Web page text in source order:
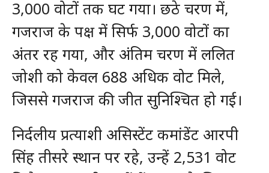
3,000 वोटों तक घट गया। छठे चरण में,
गजराज के पक्ष में सिर्फ 3,000 वोटों का
अंतर रह गया, और अंतिम चरण में ललित
जोशी को केवल 688 अधिक वोट मिले,
जिससे गजराज की जीत सुनिश्चित हो गई।
निर्दलीय प्रत्याशी असिस्टेंट कमांडेंट आरपी
सिंह तीसरे स्थान पर रहे, उन्हें 2,531 वोट